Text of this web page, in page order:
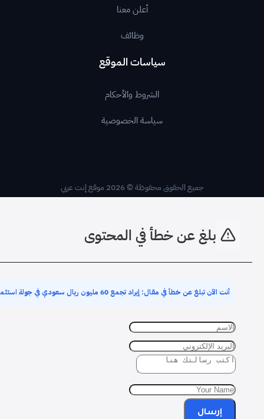
أعلن معنا
وظائف
سياسات الموقع
الشروط والأحكام
سياسة الخصوصية
جميع الحقوق محفوظة © 2026 موقع إنت عربي
بلغ عن خطأ في المحتوى
أنت الآن تبلغ عن خطأ في مقال: إيراد تجمع 60 مليون ريال سعودي في جولة استثمارية (Pre-Series A)
إرسال